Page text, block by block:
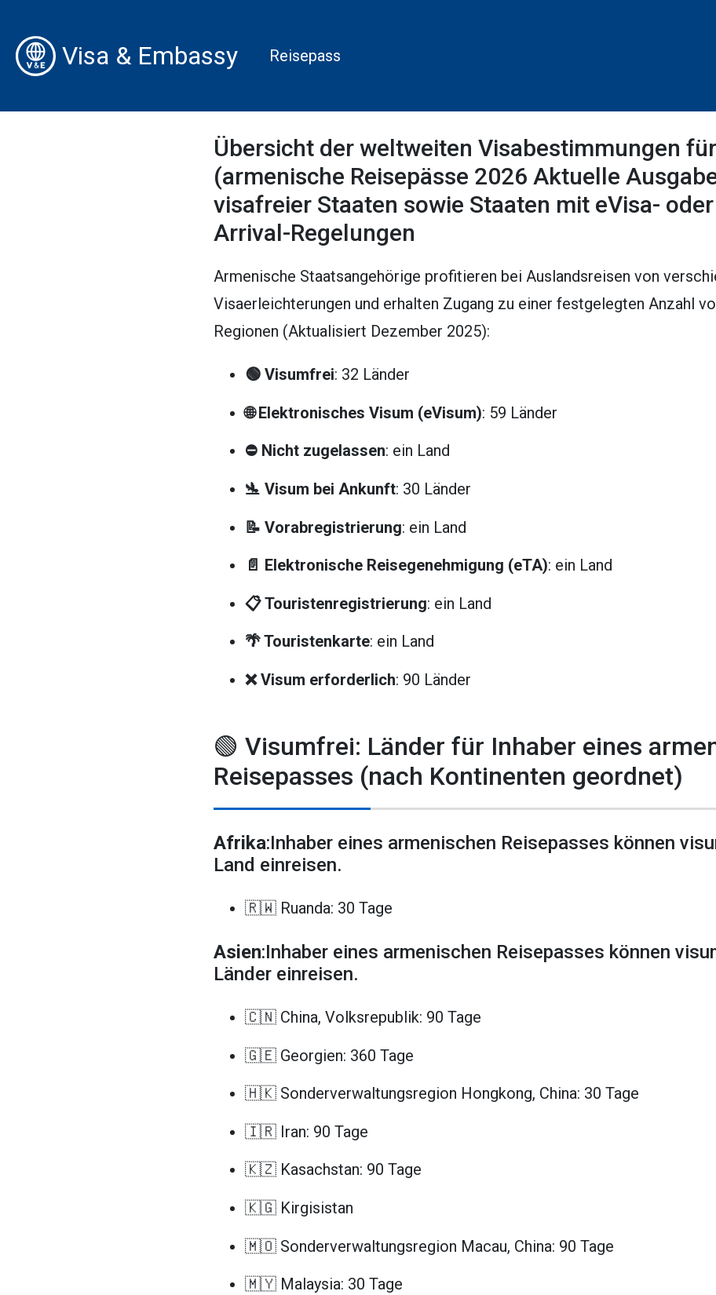
Visa & Embassy Reisepass
Übersicht der weltweiten Visabestimmungen für
(armenische Reisepässe 2026 Aktuelle
visafreier Staaten sowie Staaten mit eVisa-
Arrival-Regelungen
Armenische Staatsangehörige profitieren bei Auslandsreisen von
Visaerleichterungen und erhalten Zugang zu einer festgelegten Anzahl
Regionen (Aktualisiert Dezember 2025):
🟢 Visumfrei: 32 Länder
🌐 Elektronisches Visum (eVisum): 59 Länder
⛔ Nicht zugelassen: ein Land
🛬 Visum bei Ankunft: 30 Länder
📝 Vorabregistrierung: ein Land
📄 Elektronische Reisegenehmigung (eTA): ein Land
📋 Touristenregistrierung: ein Land
🌴 Touristenkarte: ein Land
❌ Visum erforderlich: 90 Länder
🟢 Visumfrei: Länder für Inhaber eines
Reisepasses (nach Kontinenten geordnet)
Afrika:Inhaber eines armenischen Reisepasses können
Land einreisen.
🇷🇼 Ruanda: 30 Tage
Asien:Inhaber eines armenischen Reisepasses können
Länder einreisen.
🇨🇳 China, Volksrepublik: 90 Tage
🇬🇪 Georgien: 360 Tage
🇭🇰 Sonderverwaltungsregion Hongkong, China: 30 Tage
🇮🇷 Iran: 90 Tage
🇰🇿 Kasachstan: 90 Tage
🇰🇬 Kirgisistan
🇲🇴 Sonderverwaltungsregion Macau, China: 90 Tage
🇲🇾 Malaysia: 30 Tage